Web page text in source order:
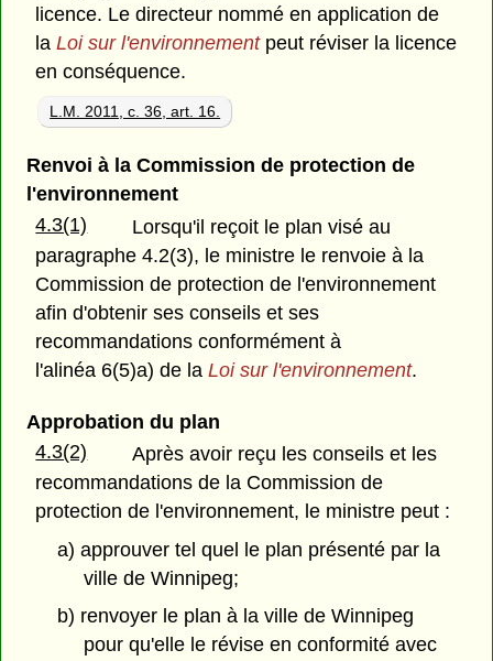
licence. Le directeur nommé en application de
laLoi sur l'environnementpeut réviser la licence
en conséquence.
L.M. 2011, c. 36, art. 16.
Renvoi à la Commission de protection de
l'environnement
4.3(1)
Lorsqu'il reçoit le plan visé au
paragraphe 4.2(3), le ministre le renvoie à la
Commission de protection de l'environnement
afin d'obtenir ses conseils et ses
recommandations conformément à
l'alinéa 6(5)a) de laLoi sur l'environnement.
Approbation du plan
4.3(2)
Après avoir reçu les conseils et les
recommandations de la Commission de
protection de l'environnement, le ministre peut :
a) approuver tel quel le plan présenté par la
ville de Winnipeg;
b) renvoyer le plan à la ville de Winnipeg
pour qu'elle le révise en conformité avec